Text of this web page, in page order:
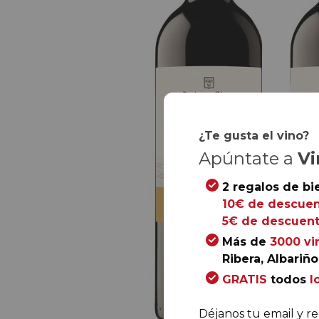
¿Te gusta el vino?
Apúntate a
2 regalos de
10€ de
5€ de
Más de 3000
Ribera,
GRATIS todos
Déjanos tu email y